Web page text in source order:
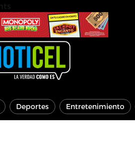
Deportes Entretenimiento